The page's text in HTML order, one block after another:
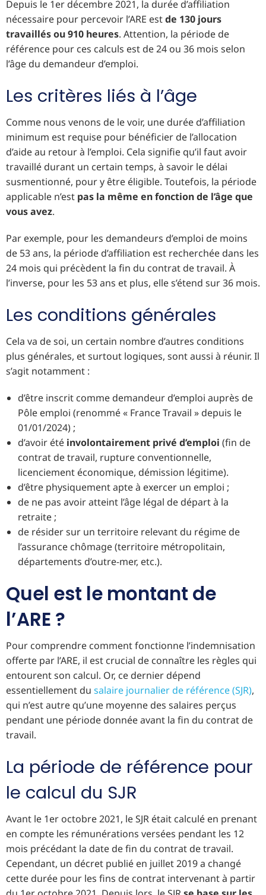
Depuis le 1er décembre 2021, la durée d’affiliation
nécessaire pour percevoir l’ARE estde 130 jours
travaillés ou 910 heures. Attention, la période de
référence pour ces calculs est de 24 ou 36 mois selon
l’âge du demandeur d’emploi.
Les critères liés à l’âge
Comme nous venons de le voir, une durée d’affiliation
minimum est requise pour bénéficier de l’allocation
d’aide au retour à l’emploi. Cela signifie qu’il faut avoir
travaillé durant un certain temps, à savoir le délai
susmentionné, pour y être éligible. Toutefois, la période
applicable n’est pas la même en fonction de l’âge que
vous avez.
Par exemple, pour les demandeurs d’emploi de moins
de 53 ans, la période d’affiliation est recherchée dans les
24 mois qui précèdent la fin du contrat de travail. À
l’inverse, pour les 53 ans et plus, elle s’étend sur 36 mois.
Les conditions générales
Cela va de soi, un certain nombre d’autres conditions
plus générales, et surtout logiques, sont aussi à réunir. Il
s’agit notamment :
d’être inscrit comme demandeur d’emploi auprès de
Pôle emploi (renommé « France Travail » depuis le
01/01/2024) ;
d’avoir été involontairement privé d’emploi (fin de
contrat de travail, rupture conventionnelle,
licenciement économique, démission légitime).
d’être physiquement apte à exercer un emploi ;
de ne pas avoir atteint l’âge légal de départ à la
retraite ;
de résider sur un territoire relevant du régime de
l’assurance chômage (territoire métropolitain,
départements d’outre-mer, etc.).
Quel est le montant de
l’ARE ?
Pour comprendre comment fonctionne l’indemnisation
offerte par l’ARE, il est crucial de connaître les règles qui
entourent son calcul. Or, ce dernier dépend
essentiellement du salaire journalier de référence (SJR),
qui n’est autre qu’une moyenne des salaires perçus
pendant une période donnée avant la fin du contrat de
travail.
La période de référence pour
le calcul du SJR
Avant le 1er octobre 2021, le SJR était calculé en prenant
en compte les rémunérations versées pendant les 12
mois précédant la date de fin du contrat de travail.
Cependant, un décret publié en juillet 2019 a changé
cette durée pour les fins de contrat intervenant à partir